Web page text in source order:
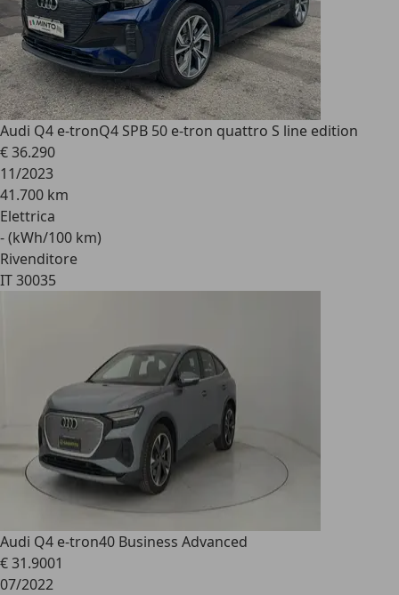
Audi Q4 e-tronQ4 SPB 50 e-tron quattro S line edition
€ 36.290
11/2023
41.700 km
Elettrica
- (kWh/100 km)
Rivenditore
IT 30035
Audi Q4 e-tron40 Business Advanced
€ 31.9001
07/2022